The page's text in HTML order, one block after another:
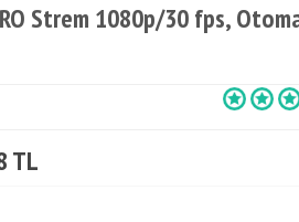
Strem 1080p/30 fps,
TL